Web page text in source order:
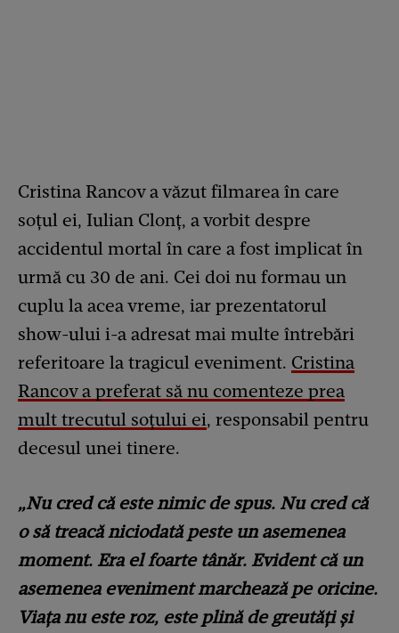
Cristina Rancov a văzut filmarea în care
soțul ei, Iulian Clonț, a vorbit despre
accidentul mortal în care a fost implicat în
urmă cu 30 de ani. Cei doi nu formau un
cuplu la acea vreme, iar prezentatorul
show-ului i-a adresat mai multe întrebări
referitoare la tragicul eveniment. Cristina
Rancov a preferat să nu comenteze prea
mult trecutul soțului ei, responsabil pentru
decesul unei tinere.
„Nu cred că este nimic de spus. Nu cred că
o să treacă niciodată peste un asemenea
moment. Era el foarte tânăr. Evident că un
asemenea eveniment marchează pe oricine.
Viața nu este roz, este plină de greutăți și